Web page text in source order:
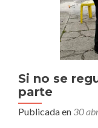
Si no se
parte
Publicada en 30